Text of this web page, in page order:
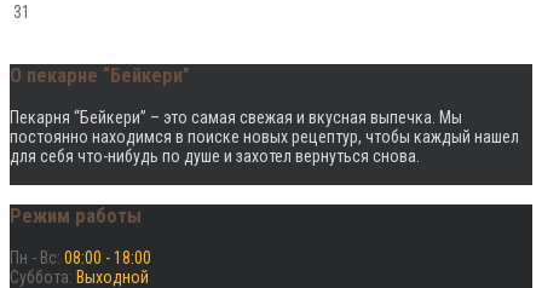
31
О пекарне “Бейкери”
Пекарня “Бейкери” – это cамая свежая и вкусная выпечка. Мы
постоянно находимся в поиске новых рецептур, чтобы каждый нашел
для себя что-нибудь по душе и захотел вернуться снова.
Режим работы
Пн - Вс: 08:00 - 18:00
Суббота: Выходной